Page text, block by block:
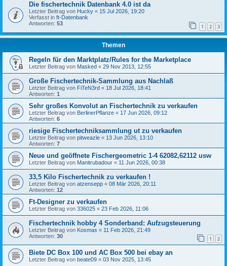
Die fischertechnik Datenbank 4.0 ist da
Letzter Beitrag von Hucky « 15 Jul 2026, 19:20
Verfasst in ft-Datenbank
Antworten: 53 1 2 3
Themen
Regeln für den Marktplatz/Rules for the Marketplace
Letzter Beitrag von Masked « 29 Nov 2013, 12:55
Große Fischertechnik-Sammlung aus Nachlaß
Letzter Beitrag von FiTeN3rd « 18 Jul 2026, 18:41
Antworten: 1
Sehr großes Konvolut an Fischertechnik zu verkaufen
Letzter Beitrag von BerlinerPflanze « 17 Jun 2026, 09:12
Antworten: 6
riesige Fischertechniksammlung ut zu verkaufen
Letzter Beitrag von pitweazle « 13 Jun 2026, 13:10
Antworten: 7
Neue und geöffnete Fischergeometric 1-4 62082,62112 usw
Letzter Beitrag von Manitrubadour « 11 Jun 2026, 00:38
33,5 Kilo Fischertechnik zu verkaufen !
Letzter Beitrag von atzensepp « 08 Mär 2026, 20:11
Antworten: 12
Ft-Designer zu verkaufen
Letzter Beitrag von 336025 « 23 Feb 2026, 11:06
Fischertechnik hobby 4 Sonderband: Aufzugsteuerung
Letzter Beitrag von Kosmas « 11 Feb 2026, 21:49
Antworten: 30 1 2
Biete DC Box 100 und AC Box 500 bei ebay an
Letzter Beitrag von beate09 « 03 Nov 2025, 13:45